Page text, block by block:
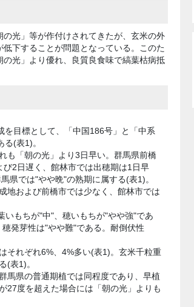
光」等が作付けされてきたが、玄米の外
下することが問題となっている。このた
光」より優れ、良質良食味で縞葉枯病抵
を目標として、「中国186号」と「中系
(表1)。
も「朝の光」より3日早い。群馬県前橋
2日遅く、館林市では出穂期は1日早
県では"やや晩"の熟期に属する(表1)。
地および前橋市では少なく、館林市では
いもちが"中"、穂いもちが"やや強"であ
発芽性は"やや難"である。耐倒伏性
それぞれ6%、4%多い(表1)。玄米千粒重
(表1)。
馬県の普通期植では同程度であり、早植
27度を超えた場合には「朝の光」よりも